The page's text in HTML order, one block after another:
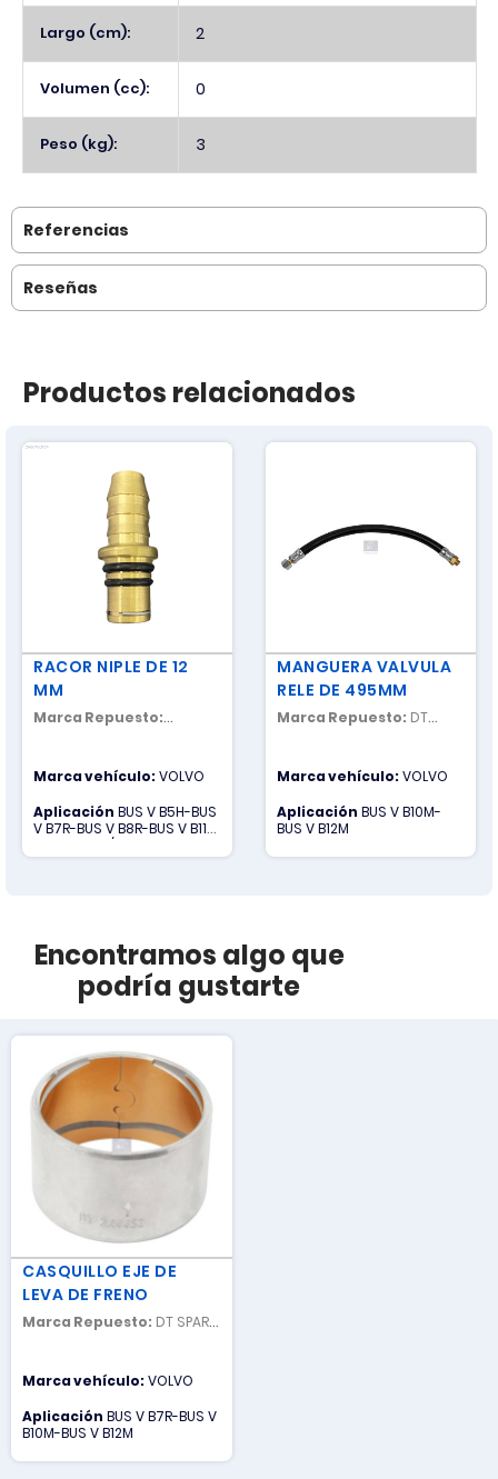
Largo (cm): 2
Volumen (cc): 0
Peso (kg): 3
Referencias
Reseñas
Productos relacionados
RACOR NIPLE DE 12
MM
Marca Repuesto:
Marca vehículo:VOLVO
Aplicación BUS V B5H-BUS
V B7R-BUS V B8R-BUS V B11R-
BUS V B12M / CAMION V FH-
CAMION V FM-CAMION V VM
MANGUERA VALVULA
RELE DE 495MM
Marca Repuesto: DT
Marca vehículo:VOLVO
Aplicación BUS V B10M-
BUS V B12M
Encontramos algo que
podría gustarte
CASQUILLO EJE DE
LEVA DE FRENO
Marca Repuesto: DT SPARE
Marca vehículo:VOLVO
Aplicación BUS V B7R-BUS V
B10M-BUS V B12M